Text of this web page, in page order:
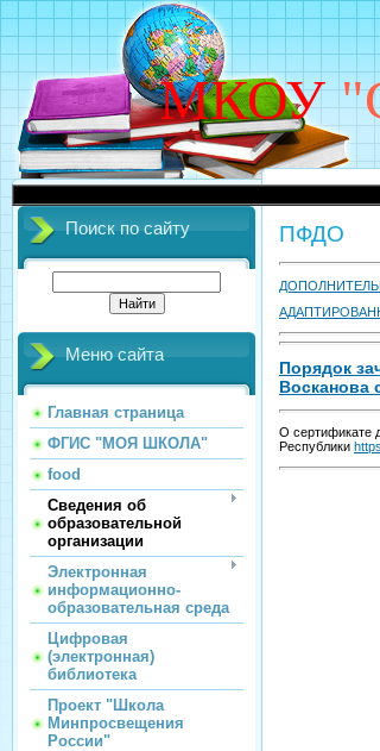
МКОУ
Поиск по сайту
Меню сайта
Главная страница
ФГИС "МОЯ ШКОЛА"
food
Сведения об
образовательной
организации
Электронная
информационно-
образовательная среда
Цифровая
(электронная)
библиотека
Проект "Школа
Минпросвещения
России"
ПФДО
Порядок
Восканова
О сертификате
Республики